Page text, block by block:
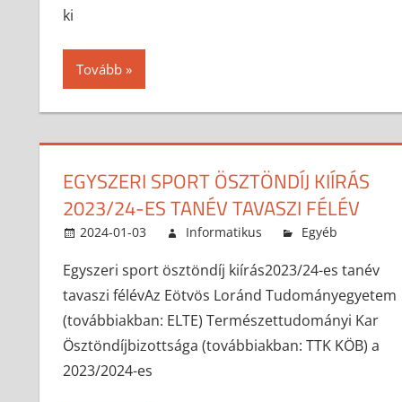
ki
Tovább
EGYSZERI SPORT ÖSZTÖNDÍJ KIÍRÁS
2023/24-ES TANÉV TAVASZI FÉLÉV
2024-01-03 Informatikus Egyéb
Egyszeri sport ösztöndíj kiírás2023/24-es tanév
tavaszi félévAz Eötvös Loránd Tudományegyetem
(továbbiakban: ELTE) Természettudományi Kar
Ösztöndíjbizottsága (továbbiakban: TTK KÖB) a
2023/2024-es